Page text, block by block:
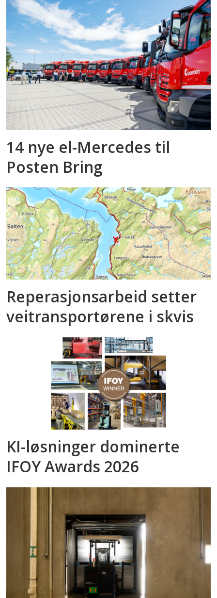
14 nye el-Mercedes til
Posten Bring
Reperasjonsarbeid setter
veitransportørene i skvis
KI-løsninger dominerte
IFOY Awards 2026